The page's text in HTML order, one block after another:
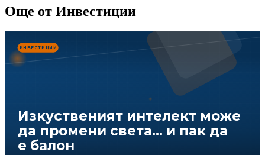
Още от Инвестиции
ИНВЕСТИЦИИ
Изкуственият интелект може
да промени света... и пак да
е балон